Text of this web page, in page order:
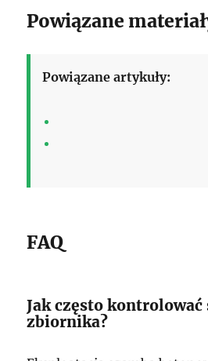
Powiązane
Powiązane artykuły:
FAQ
Jak często kontrolować
zbiornika?